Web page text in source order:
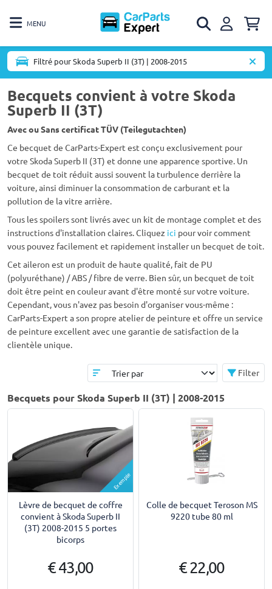
MENU
Filtré pour Skoda Superb II (3T) | 2008-2015
Becquets convient à votre Skoda
Superb II (3T)
Avec ou Sans certificat TÜV (Teilegutachten)
Ce becquet de CarParts-Expert est conçu exclusivement pour
votre Skoda Superb II (3T) et donne une apparence sportive. Un
becquet de toit réduit aussi souvent la turbulence derrière la
voiture, ainsi diminuer la consommation de carburant et la
pollution de la vitre arrière.
Tous les spoilers sont livrés avec un kit de montage complet et des
instructions d'installation claires. Cliquez ici pour voir comment
vous pouvez facilement et rapidement installer un becquet de toit.
Cet aileron est un produit de haute qualité, fait de PU
(polyuréthane) / ABS / fibre de verre. Bien sûr, un becquet de toit
doit être peint en couleur avant d'être monté sur votre voiture.
Cependant, vous n'avez pas besoin d'organiser vous-même :
CarParts-Expert a son propre atelier de peinture et offre un service
de peinture excellent avec une garantie de satisfaction de la
clientèle unique.
Filter
Becquets pour Skoda Superb II (3T) | 2008-2015
Exemple
Lèvre de becquet de coffre
convient à Skoda Superb II
(3T) 2008-2015 5 portes
bicorps
€ 43,00
Colle de becquet Teroson MS
9220 tube 80 ml
€ 22,00